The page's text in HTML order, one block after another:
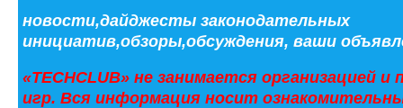
новости,дайджесты законодательных
инициатив,обзоры,обсуждения, ваши
«TECHCLUB» не занимается организацией
игр. Вся информация носит